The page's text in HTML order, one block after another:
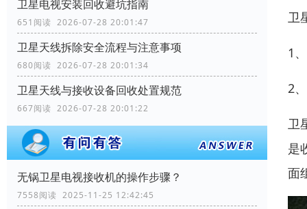
卫星电视安装回收避坑指南
651阅读 2026-07-28 20:01:47
卫星天线拆除安全流程与注意事项
680阅读 2026-07-28 20:01:34
卫星天线与接收设备回收处置规范
667阅读 2026-07-28 20:01:22
无锅卫星电视接收机的操作步骤？
7558阅读 2025-11-25 12:42:45
卫
1
2
卫
是
面